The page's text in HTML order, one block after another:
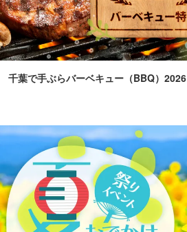
千葉で手ぶらバーベキュー（BBQ）2026